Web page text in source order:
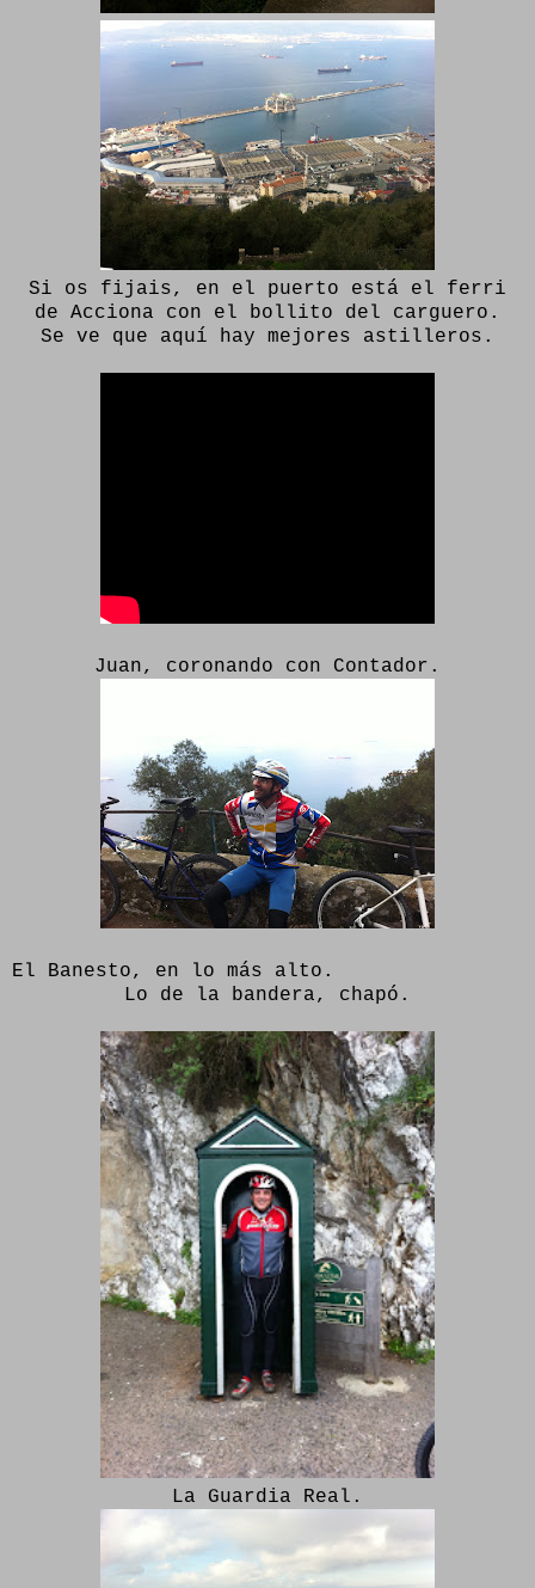
Si os fijais, en el puerto está el ferri
de Acciona con el bollito del carguero.
Se ve que aquí hay mejores astilleros.
Juan, coronando con Contador.
El Banesto, en lo más alto.
Lo de la bandera, chapó.
La Guardia Real.